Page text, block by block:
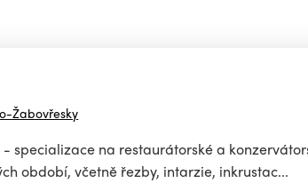
Žabovřesky
specializace na restaurátorské a
období, včetně řezby, intarzie, inkrustac...